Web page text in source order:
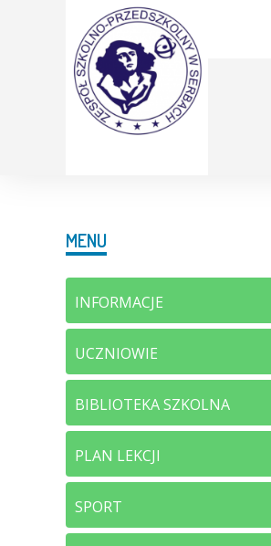
MENU
INFORMACJE
UCZNIOWIE
BIBLIOTEKA SZKOLNA
PLAN LEKCJI
SPORT